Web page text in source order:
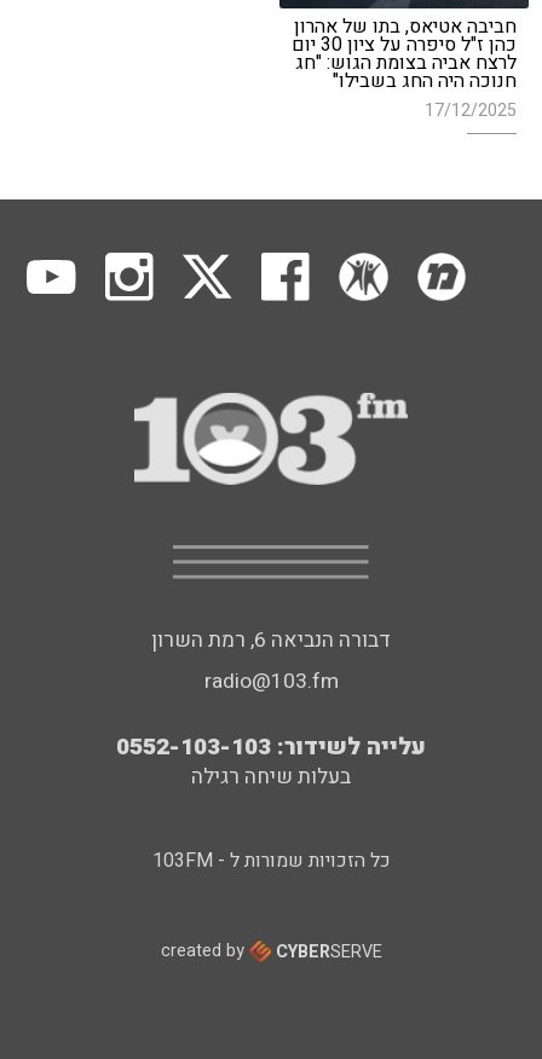
חביבה אטיאס, בתו של אהרון
כהן ז"ל סיפרה על ציון 30 יום
לרצח אביה בצומת הגוש: "חג
חנוכה היה החג בשבילו"
17/12/2025
דבורה הנביאה 6, רמת השרון
radio@103.fm
עלייה לשידור: 0552-103-103
בעלות שיחה רגילה
כל הזכויות שמורות ל - 103FM
created by CYBERSERVE